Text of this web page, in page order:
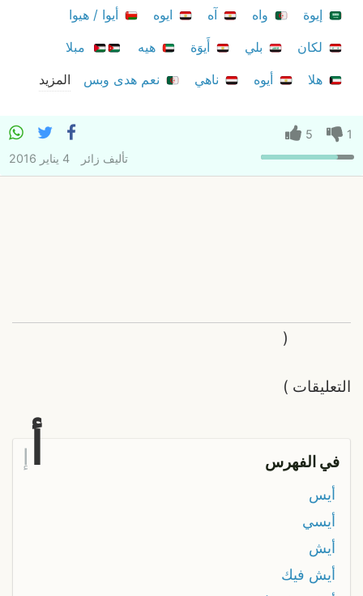
إيوة
واه آه ايوه
أيوا / هيوا
لكان
بلي أَيوَة هيه
مبلا
هلا
أيوه ناهي نعم هدى وبس المزيد
1
5
تأليف زائر 4 يناير 2016
التعليقات
(
)
في الفهرس إ
أيس
أيسي
أيش
أيش فيك